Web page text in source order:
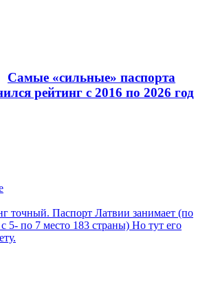
Самые «сильные» паспорта
рейтинг с 2016 по 2026 год
точный. Паспорт Латвии занимает (по
5- по 7 место 183 страны) Но тут его